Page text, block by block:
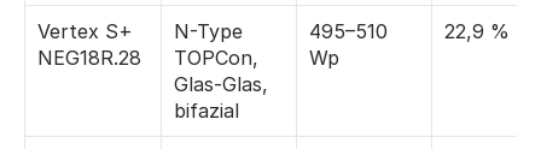
Vertex S+
NEG18R.28
N-Type
TOPCon,
Glas-Glas,
bifazial
495–510
Wp
22,9 %